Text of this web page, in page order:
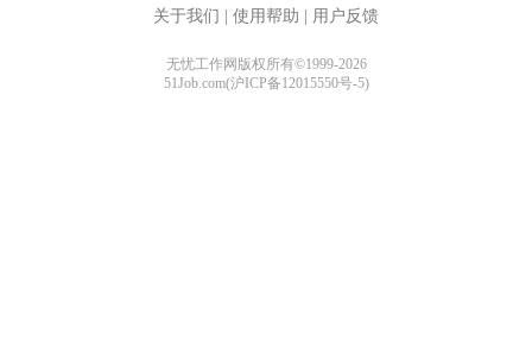
关于我们 使用帮助 用户反馈
无忧工作网版权所有©1999-2026
51Job.com(沪ICP备12015550号-5)